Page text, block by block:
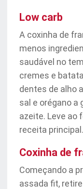
Low carb
A coxinha de
menos
saudável no
cremes e
dentes de alho
sal e orégano a
azeite. Leve ao
receita principal.
Coxinha de
Começando a
assada fit,